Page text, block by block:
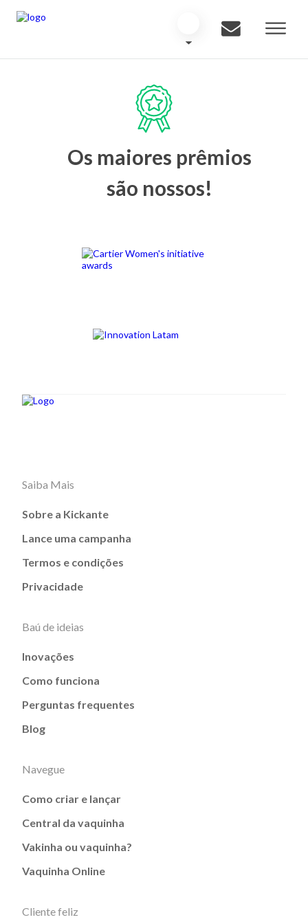
Os maiores prêmios
são nossos!
Saiba Mais
Sobre a Kickante
Lance uma campanha
Termos e condições
Privacidade
Baú de ideias
Inovações
Como funciona
Perguntas frequentes
Blog
Navegue
Como criar e lançar
Central da vaquinha
Vakinha ou vaquinha?
Vaquinha Online
Cliente feliz